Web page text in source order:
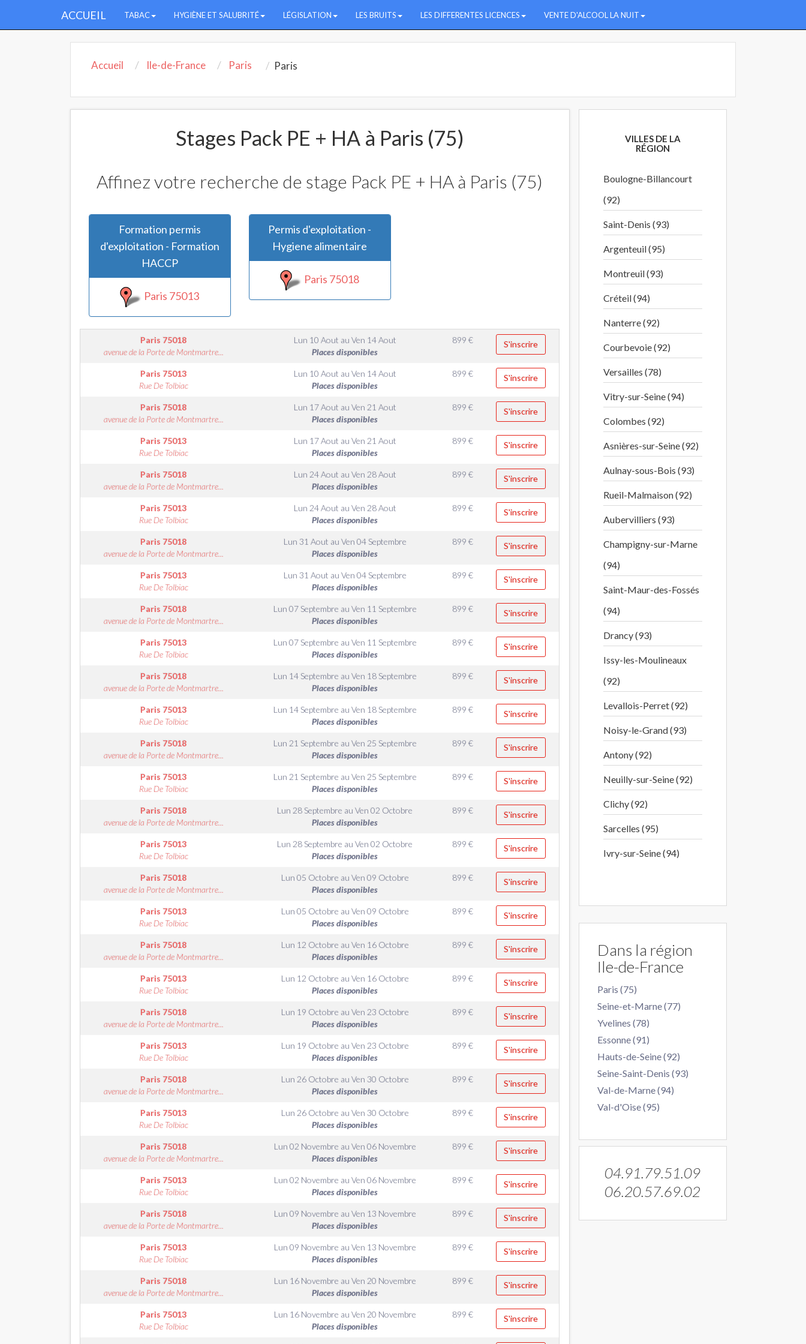
ACCUEIL TABAC HYGIÈNE ET SALUBRITÉ LÉGISLATION LES BRUITS LES DIFFERENTES LICENCES VENTE D'ALCOOL LA NUIT
Accueil Ile-de-France Paris Paris
Stages Pack PE + HA à Paris (75)
Affinez votre recherche de stage Pack PE + HA à Paris (75)
Formation permis
d'exploitation - Formation
HACCP
Paris 75013
Permis d'exploitation -
Hygiene alimentaire
Paris 75018
Paris 75018
avenue de la Porte de Montmartre...
Lun 10 Aout au Ven 14 Aout
Places disponibles
899€ S'inscrire
Paris 75013
Rue De Tolbiac
Lun 10 Aout au Ven 14 Aout
Places disponibles
899€ S'inscrire
Paris 75018
avenue de la Porte de Montmartre...
Lun 17 Aout au Ven 21 Aout
Places disponibles
899€ S'inscrire
Paris 75013
Rue De Tolbiac
Lun 17 Aout au Ven 21 Aout
Places disponibles
899€ S'inscrire
Paris 75018
avenue de la Porte de Montmartre...
Lun 24 Aout au Ven 28 Aout
Places disponibles
899€ S'inscrire
Paris 75013
Rue De Tolbiac
Lun 24 Aout au Ven 28 Aout
Places disponibles
899€ S'inscrire
Paris 75018
avenue de la Porte de Montmartre...
Lun 31 Aout au Ven 04 Septembre
Places disponibles
899€ S'inscrire
Paris 75013
Rue De Tolbiac
Lun 31 Aout au Ven 04 Septembre
Places disponibles
899€ S'inscrire
Paris 75018
avenue de la Porte de Montmartre...
Lun 07 Septembre au Ven 11 Septembre
Places disponibles
899€ S'inscrire
Paris 75013
Rue De Tolbiac
Lun 07 Septembre au Ven 11 Septembre
Places disponibles
899€ S'inscrire
Paris 75018
avenue de la Porte de Montmartre...
Lun 14 Septembre au Ven 18 Septembre
Places disponibles
899€ S'inscrire
Paris 75013
Rue De Tolbiac
Lun 14 Septembre au Ven 18 Septembre
Places disponibles
899€ S'inscrire
Paris 75018
avenue de la Porte de Montmartre...
Lun 21 Septembre au Ven 25 Septembre
Places disponibles
899€ S'inscrire
Paris 75013
Rue De Tolbiac
Lun 21 Septembre au Ven 25 Septembre
Places disponibles
899€ S'inscrire
Paris 75018
avenue de la Porte de Montmartre...
Lun 28 Septembre auVen 02 Octobre
Places disponibles
899€ S'inscrire
Paris 75013
Rue De Tolbiac
Lun 28 Septembre auVen 02 Octobre
Places disponibles
899€ S'inscrire
Paris 75018
avenue de la Porte de Montmartre...
Lun 05 Octobre au Ven 09 Octobre
Places disponibles
899€ S'inscrire
Paris 75013
Rue De Tolbiac
Lun 05 Octobre au Ven 09 Octobre
Places disponibles
899€ S'inscrire
Paris 75018
avenue de la Porte de Montmartre...
Lun 12 Octobre au Ven 16 Octobre
Places disponibles
899€ S'inscrire
Paris 75013
Rue De Tolbiac
Lun 12 Octobre au Ven 16 Octobre
Places disponibles
899€ S'inscrire
Paris 75018
avenue de la Porte de Montmartre...
Lun 19 Octobre au Ven 23 Octobre
Places disponibles
899€ S'inscrire
Paris 75013
Rue De Tolbiac
Lun 19 Octobre au Ven 23 Octobre
Places disponibles
899€ S'inscrire
Paris 75018
avenue de la Porte de Montmartre...
Lun 26 Octobre au Ven 30 Octobre
Places disponibles
899€ S'inscrire
Paris 75013
Rue De Tolbiac
Lun 26 Octobre au Ven 30 Octobre
Places disponibles
899€ S'inscrire
Paris 75018
avenue de la Porte de Montmartre...
Lun 02 Novembre au Ven 06 Novembre
Places disponibles
899€ S'inscrire
Paris 75013
Rue De Tolbiac
Lun 02 Novembre au Ven 06 Novembre
Places disponibles
899€ S'inscrire
Paris 75018
avenue de la Porte de Montmartre...
Lun 09 Novembre au Ven 13 Novembre
Places disponibles
899€ S'inscrire
Paris 75013
Rue De Tolbiac
Lun 09 Novembre au Ven 13 Novembre
Places disponibles
899€ S'inscrire
Paris 75018
avenue de la Porte de Montmartre...
Lun 16 Novembre au Ven 20 Novembre
Places disponibles
899€ S'inscrire
Paris 75013
Rue De Tolbiac
Lun 16 Novembre au Ven 20 Novembre
Places disponibles
899€ S'inscrire
VILLES DE LA
RÉGION
Boulogne-Billancourt
(92)
Saint-Denis (93)
Argenteuil (95)
Montreuil (93)
Créteil (94)
Nanterre (92)
Courbevoie (92)
Versailles (78)
Vitry-sur-Seine (94)
Colombes (92)
Asnières-sur-Seine (92)
Aulnay-sous-Bois (93)
Rueil-Malmaison (92)
Aubervilliers (93)
Champigny-sur-Marne
(94)
Saint-Maur-des-Fossés
(94)
Drancy (93)
Issy-les-Moulineaux
(92)
Levallois-Perret (92)
Noisy-le-Grand (93)
Antony (92)
Neuilly-sur-Seine (92)
Clichy (92)
Sarcelles (95)
Ivry-sur-Seine (94)
Dans la région
Ile-de-France
Paris (75)
Seine-et-Marne (77)
Yvelines (78)
Essonne (91)
Hauts-de-Seine (92)
Seine-Saint-Denis (93)
Val-de-Marne (94)
Val-d'Oise (95)
04.91.79.51.09
06.20.57.69.02